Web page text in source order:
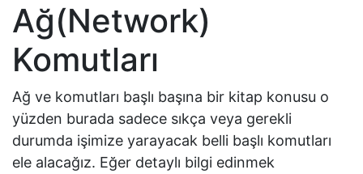
ping
traceroute
whois
Ağ(Network)
Komutları
Ağ ve komutları başlı başına bir kitap konusu o
yüzden burada sadece sıkça veya gerekli
durumda işimize yarayacak belli başlı komutları
ele alacağız. Eğer detaylı bilgi edinmek